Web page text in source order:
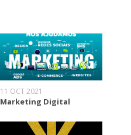
11 OCT 2021
Marketing Digital